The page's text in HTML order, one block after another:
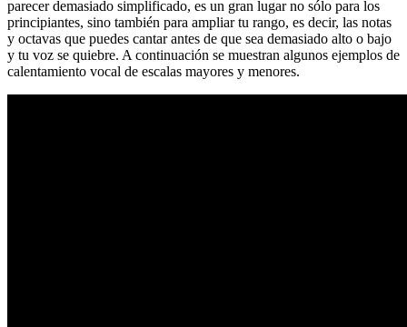
parecer demasiado simplificado, es un gran lugar no sólo para los
principiantes, sino también para ampliar tu rango, es decir, las notas
y octavas que puedes cantar antes de que sea demasiado alto o bajo
y tu voz se quiebre. A continuación se muestran algunos ejemplos de
calentamiento vocal de escalas mayores y menores.